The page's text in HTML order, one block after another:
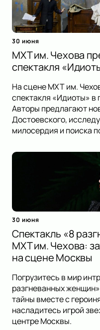
30 июня
МХТ им. Чехова
спектакля
На сцене МХТ им.
спектакля «Идиоты» в
Авторы предлагают
Достоевского,
милосердия и поиска
30 июня
Спектакль «8
МХТ им. Чехова:
на сцене Москвы
Погрузитесь в мир
разгневанных
тайны вместе с
насладитесь игрой
центре Москвы.